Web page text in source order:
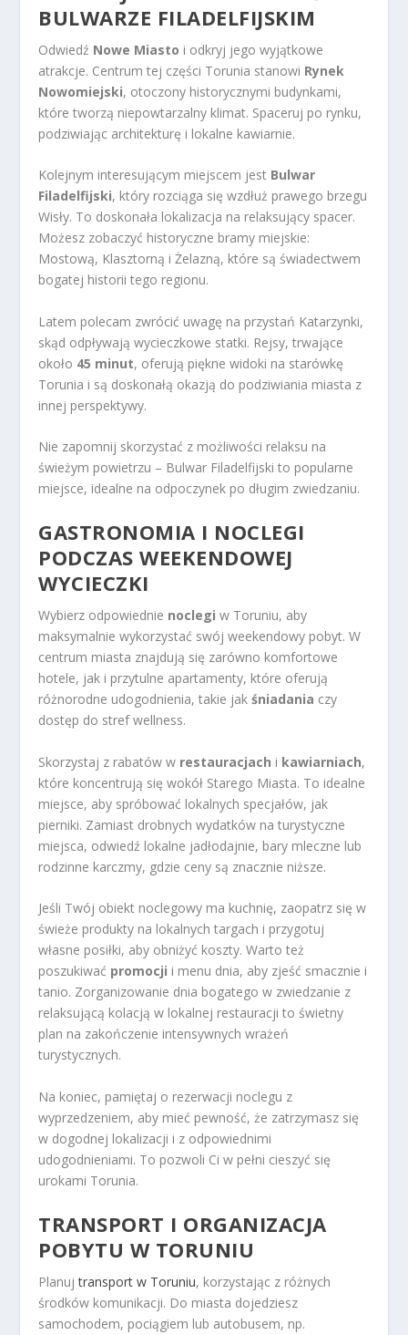
BULWARZE FILADELFIJSKIM
Odwiedź Nowe Miasto i odkryj jego wyjątkowe
atrakcje. Centrum tej części Torunia stanowi Rynek
Nowomiejski, otoczony historycznymi budynkami,
które tworzą niepowtarzalny klimat. Spaceruj po rynku,
podziwiając architekturę i lokalne kawiarnie.
Kolejnym interesującym miejscem jest Bulwar
Filadelfijski, który rozciąga się wzdłuż prawego brzegu
Wisły. To doskonała lokalizacja na relaksujący spacer.
Możesz zobaczyć historyczne bramy miejskie:
Mostową, Klasztorną i Żelazną, które są świadectwem
bogatej historii tego regionu.
Latem polecam zwrócić uwagę na przystań Katarzynki,
skąd odpływają wycieczkowe statki. Rejsy, trwające
około 45 minut, oferują piękne widoki na starówkę
Torunia i są doskonałą okazją do podziwiania miasta z
innej perspektywy.
Nie zapomnij skorzystać z możliwości relaksu na
świeżym powietrzu – Bulwar Filadelfijski to popularne
miejsce, idealne na odpoczynek po długim zwiedzaniu.
GASTRONOMIA I NOCLEGI
PODCZAS WEEKENDOWEJ
WYCIECZKI
Wybierz odpowiednie noclegi w Toruniu, aby
maksymalnie wykorzystać swój weekendowy pobyt. W
centrum miasta znajdują się zarówno komfortowe
hotele, jak i przytulne apartamenty, które oferują
różnorodne udogodnienia, takie jakśniadania czy
dostęp do stref wellness.
Skorzystaj z rabatów w restauracjach i kawiarniach,
które koncentrują się wokół Starego Miasta. To idealne
miejsce, aby spróbować lokalnych specjałów, jak
pierniki. Zamiast drobnych wydatków na turystyczne
miejsca, odwiedź lokalne jadłodajnie, bary mleczne lub
rodzinne karczmy, gdzie ceny są znacznie niższe.
Jeśli Twój obiekt noclegowy ma kuchnię, zaopatrz się w
świeże produkty na lokalnych targach i przygotuj
własne posiłki, aby obniżyć koszty. Warto też
poszukiwać promocji i menu dnia, aby zjeść smacznie i
tanio. Zorganizowanie dnia bogatego w zwiedzanie z
relaksującą kolacją w lokalnej restauracji to świetny
plan na zakończenie intensywnych wrażeń
turystycznych.
Na koniec, pamiętaj o rezerwacji noclegu z
wyprzedzeniem, aby mieć pewność, że zatrzymasz się
w dogodnej lokalizacji i z odpowiednimi
udogodnieniami. To pozwoli Ci w pełni cieszyć się
urokami Torunia.
TRANSPORT I ORGANIZACJA
POBYTU W TORUNIU
Planujtransport w Toruniu, korzystając z różnych
środków komunikacji. Do miasta dojedziesz
samochodem, pociągiem lub autobusem, np.